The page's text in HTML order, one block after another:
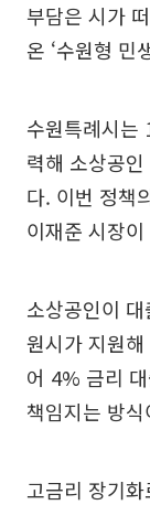
부담은 시가
온 ‘수원형 민
수원특례시는
력해 소상공
다. 이번 정책
이재준 시장이
소상공인이
원시가 지원
어 4% 금리
책임지는 방식
고금리 장기